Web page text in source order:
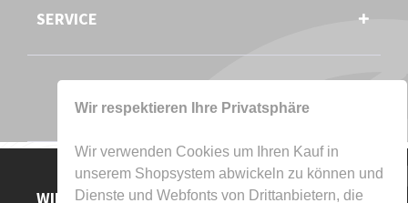
Wir respektieren Ihre Privatsphäre
Wir verwenden Cookies um Ihren Kauf in
unserem Shopsystem abwickeln zu können und
Dienste und Webfonts von Drittanbietern, die
SERVICE
WIR AKZEPTIEREN